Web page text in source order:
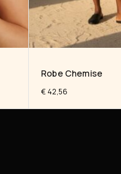
Robe Chemise
€ 42,56